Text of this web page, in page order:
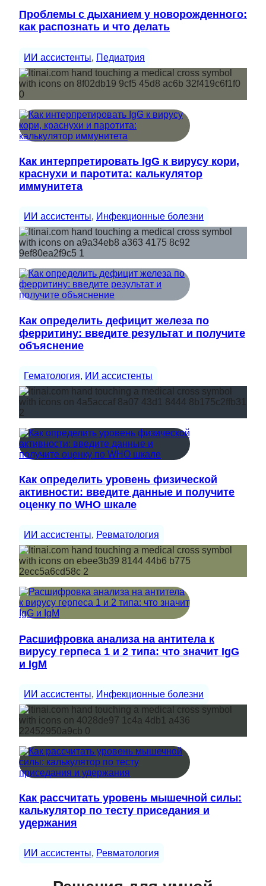
Проблемы с дыханием у новорожденного:
как распознать и что делать
ИИ ассистенты, Педиатрия
Как интерпретировать IgG к вирусу кори,
краснухи и паротита: калькулятор
иммунитета
ИИ ассистенты, Инфекционные болезни
Как определить дефицит железа по
ферритину: введите результат и получите
объяснение
Гематология, ИИ ассистенты
Как определить уровень физической
активности: введите данные и получите
оценку по WHO шкале
ИИ ассистенты, Ревматология
Расшифровка анализа на антитела к
вирусу герпеса 1 и 2 типа: что значит IgG
и IgM
ИИ ассистенты, Инфекционные болезни
Как рассчитать уровень мышечной силы:
калькулятор по тесту приседания и
удержания
ИИ ассистенты, Ревматология